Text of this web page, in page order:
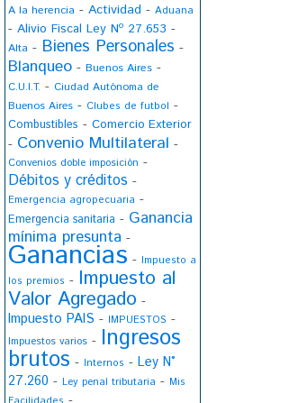
A la herencia - Actividad - Aduana
- Alivio Fiscal Ley Nº 27.653 -
Alta - Bienes Personales -
Blanqueo - Buenos Aires -
C.U.I.T. - Ciudad Autónoma de
Buenos Aires - Clubes de futbol -
Combustibles - Comercio Exterior
- Convenio Multilateral -
Convenios doble imposición -
Débitos y créditos -
Emergencia agropecuaria -
Emergencia sanitaria - Ganancia
mínima presunta -
Ganancias - Impuesto a
los premios - Impuesto al
Valor Agregado -
Impuesto PAIS - IMPUESTOS -
Impuestos varios - Ingresos
brutos - Internos - Ley N°
27.260 - Ley penal tributaria - Mis